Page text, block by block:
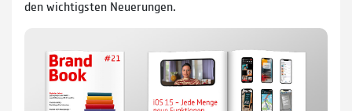
den wichtigsten Neuerungen.